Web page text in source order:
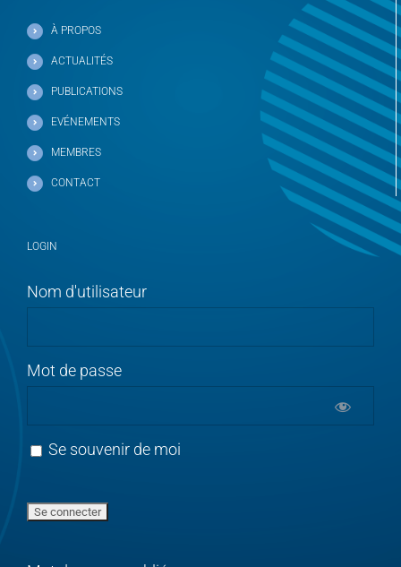
À PROPOS
ACTUALITÉS
PUBLICATIONS
EVÉNEMENTS
MEMBRES
CONTACT
LOGIN
Nom d'utilisateur
Mot de passe
Se souvenir de moi